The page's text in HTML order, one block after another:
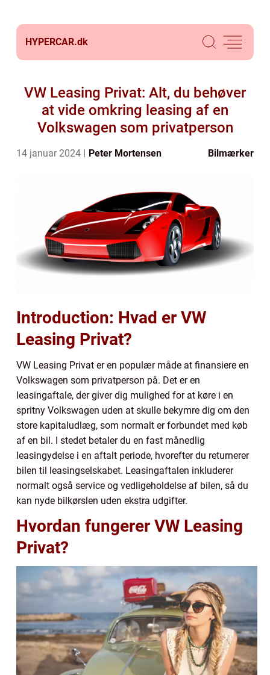
HYPERCAR.dk
VW Leasing Privat: Alt, du behøver
at vide omkring leasing af en
Volkswagen som privatperson
14 januar 2024 Peter Mortensen Bilmærker
Introduction: Hvad er VW
Leasing Privat?
VW Leasing Privat er en populær måde at finansiere en
Volkswagen som privatperson på. Det er en
leasingaftale, der giver dig mulighed for at køre i en
spritny Volkswagen uden at skulle bekymre dig om den
store kapitaludlæg, som normalt er forbundet med køb
af en bil. I stedet betaler du en fast månedlig
leasingydelse i en aftalt periode, hvorefter du returnerer
bilen til leasingselskabet. Leasingaftalen inkluderer
normalt også service og vedligeholdelse af bilen, så du
kan nyde bilkørslen uden ekstra udgifter.
Hvordan fungerer VW Leasing
Privat?